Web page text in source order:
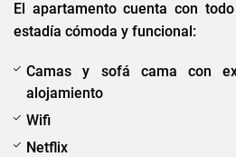
El apartamento cuenta con
estadía cómoda y funcional:
Camas y sofá cama con
alojamiento
Wifi
Netflix